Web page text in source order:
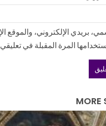
بريدي الإلكتروني، والموقع
المرة المقبلة في
MORE